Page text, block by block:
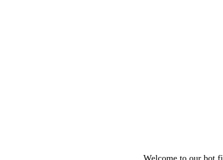
Welcome to our bot